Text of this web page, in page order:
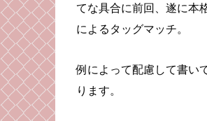
てな具合に前回、遂に本
によるタッグマッチ。
例によって配慮して書い
ります。